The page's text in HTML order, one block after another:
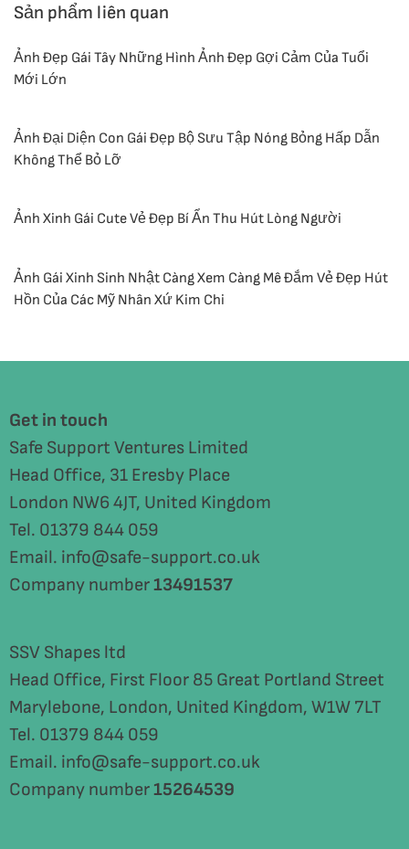
Sản phẩm liên quan
Ảnh Đẹp Gái Tây Những Hình Ảnh Đẹp Gợi Cảm Của Tuổi
Mới Lớn
Ảnh Đại Diện Con Gái Đẹp Bộ Sưu Tập Nóng Bỏng Hấp Dẫn
Không Thể Bỏ Lỡ
Ảnh Xinh Gái Cute Vẻ Đẹp Bí Ẩn Thu Hút Lòng Người
Ảnh Gái Xinh Sinh Nhật Càng Xem Càng Mê Đắm Vẻ Đẹp Hút
Hồn Của Các Mỹ Nhân Xứ Kim Chi
Get in touch
Safe Support Ventures Limited
Head Office, 31 Eresby Place
London NW6 4JT, United Kingdom
Tel. 01379 844 059
Email. info@safe-support.co.uk
Company number13491537
SSV Shapes ltd
Head Office, First Floor 85 Great Portland Street
Marylebone, London, United Kingdom, W1W 7LT
Tel. 01379 844 059
Email. info@safe-support.co.uk
Company number15264539